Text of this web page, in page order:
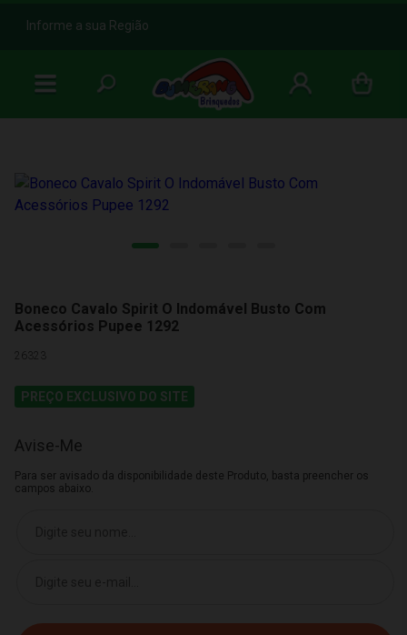
b
Informe a sua Região
Boneco Cavalo Spirit O Indomável Busto Com
Acessórios Pupee 1292
26323
PREÇO EXCLUSIVO DO SITE
Avise-Me
Para ser avisado da disponibilidade deste Produto, basta preencher os
campos abaixo.